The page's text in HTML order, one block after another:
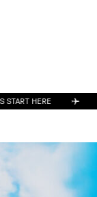
START HERE